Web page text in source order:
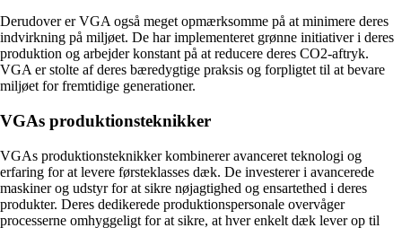
Derudover er VGA også meget opmærksomme på at minimere deres
indvirkning på miljøet. De har implementeret grønne initiativer i deres
produktion og arbejder konstant på at reducere deres CO2-aftryk.
VGA er stolte af deres bæredygtige praksis og forpligtet til at bevare
miljøet for fremtidige generationer.
VGAs produktionsteknikker
VGAs produktionsteknikker kombinerer avanceret teknologi og
erfaring for at levere førsteklasses dæk. De investerer i avancerede
maskiner og udstyr for at sikre nøjagtighed og ensartethed i deres
produkter. Deres dedikerede produktionspersonale overvåger
processerne omhyggeligt for at sikre, at hver enkelt dæk lever op til